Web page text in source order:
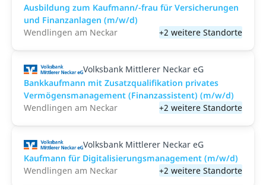
Ausbildung zum Kaufmann/-frau für Versicherungen
und Finanzanlagen (m/w/d)
Wendlingen am Neckar
+2 weitere Standorte
Volksbank Mittlerer Neckar eG
Bankkaufmann mit Zusatzqualifikation privates
Vermögensmanagement (Finanzassistent) (m/w/d)
Wendlingen am Neckar
+2 weitere Standorte
Volksbank Mittlerer Neckar eG
Kaufmann für Digitalisierungsmanagement (m/w/d)
Wendlingen am Neckar
+2 weitere Standorte